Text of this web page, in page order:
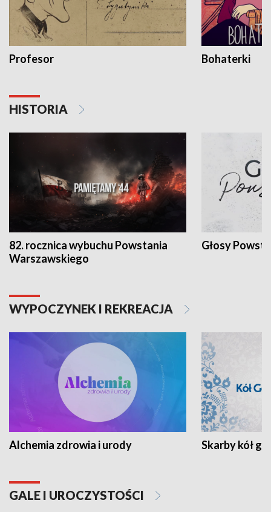
Profesor Bohaterki
HISTORIA
82. rocznica wybuchu Powstania
Warszawskiego
Głosy
WYPOCZYNEK I REKREACJA
Alchemia zdrowia i urody Skarby kół
GALE I UROCZYSTOŚCI